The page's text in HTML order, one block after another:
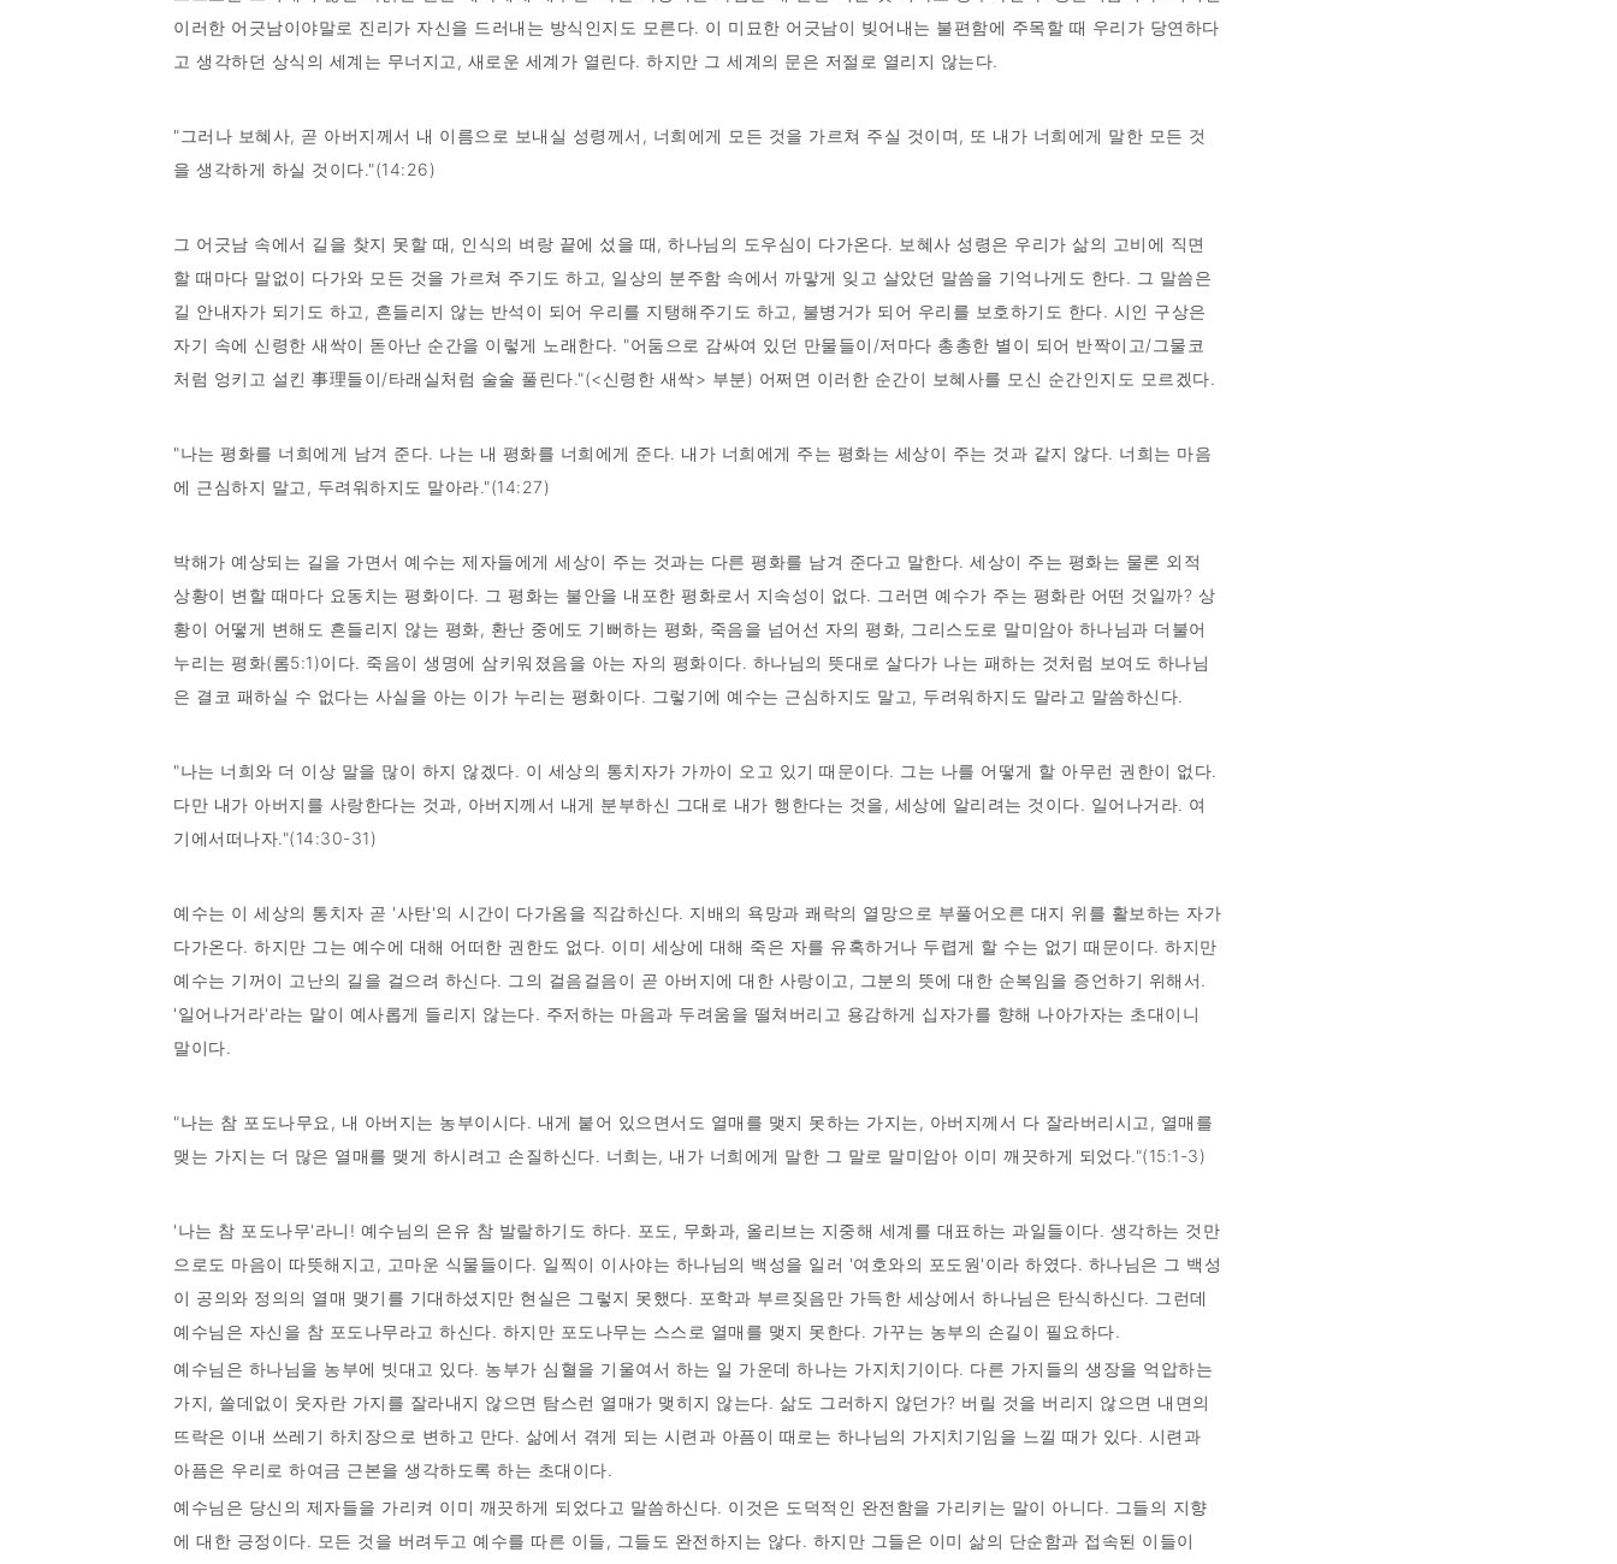
이러한 어긋남이야말로 진리가 자신을 드러내는 방식인지도 모른다. 이 미묘한 어긋남이 빚어내는 불편함에 주목할 때 우리가 당연하다
고 생각하던 상식의 세계는 무너지고, 새로운 세계가 열린다. 하지만 그 세계의 문은 저절로 열리지 않는다.
"그러나 보혜사, 곧 아버지께서 내 이름으로 보내실 성령께서, 너희에게 모든 것을 가르쳐 주실 것이며, 또 내가 너희에게 말한 모든 것
을 생각하게 하실 것이다."(14:26)
그 어긋남 속에서 길을 찾지 못할 때, 인식의 벼랑 끝에 섰을 때, 하나님의 도우심이 다가온다. 보혜사 성령은 우리가 삶의 고비에 직면
할 때마다 말없이 다가와 모든 것을 가르쳐 주기도 하고, 일상의 분주함 속에서 까맣게 잊고 살았던 말씀을 기억나게도 한다. 그 말씀은
길 안내자가 되기도 하고, 흔들리지 않는 반석이 되어 우리를 지탱해주기도 하고, 불병거가 되어 우리를 보호하기도 한다. 시인 구상은
자기 속에 신령한 새싹이 돋아난 순간을 이렇게 노래한다. "어둠으로 감싸여 있던 만물들이/저마다 총총한 별이 되어 반짝이고/그물코
처럼 엉키고 설킨 事理들이/타래실처럼 술술 풀린다."(<신령한 새싹> 부분) 어쩌면 이러한 순간이 보혜사를 모신 순간인지도 모르겠다.
"나는 평화를 너희에게 남겨 준다. 나는 내 평화를 너희에게 준다. 내가 너희에게 주는 평화는 세상이 주는 것과 같지 않다. 너희는 마음
에 근심하지 말고, 두려워하지도 말아라."(14:27)
박해가 예상되는 길을 가면서 예수는 제자들에게 세상이 주는 것과는 다른 평화를 남겨 준다고 말한다. 세상이 주는 평화는 물론 외적
상황이 변할 때마다 요동치는 평화이다. 그 평화는 불안을 내포한 평화로서 지속성이 없다. 그러면 예수가 주는 평화란 어떤 것일까? 상
황이 어떻게 변해도 흔들리지 않는 평화, 환난 중에도 기뻐하는 평화, 죽음을 넘어선 자의 평화, 그리스도로 말미암아 하나님과 더불어
누리는 평화(롬5:1)이다. 죽음이 생명에 삼키워졌음을 아는 자의 평화이다. 하나님의 뜻대로 살다가 나는 패하는 것처럼 보여도 하나님
은 결코 패하실 수 없다는 사실을 아는 이가 누리는 평화이다. 그렇기에 예수는 근심하지도 말고, 두려워하지도 말라고 말씀하신다.
"나는 너희와 더 이상 말을 많이 하지 않겠다. 이 세상의 통치자가 가까이 오고 있기 때문이다. 그는 나를 어떻게 할 아무런 권한이 없다.
다만 내가 아버지를 사랑한다는 것과, 아버지께서 내게 분부하신 그대로 내가 행한다는 것을, 세상에 알리려는 것이다. 일어나거라. 여
기에서떠나자."(14:30-31)
예수는 이 세상의 통치자 곧 '사탄'의 시간이 다가옴을 직감하신다. 지배의 욕망과 쾌락의 열망으로 부풀어오른 대지 위를 활보하는 자가
다가온다. 하지만 그는 예수에 대해 어떠한 권한도 없다. 이미 세상에 대해 죽은 자를 유혹하거나 두렵게 할 수는 없기 때문이다. 하지만
예수는 기꺼이 고난의 길을 걸으려 하신다. 그의 걸음걸음이 곧 아버지에 대한 사랑이고, 그분의 뜻에 대한 순복임을 증언하기 위해서.
'일어나거라'라는 말이 예사롭게 들리지 않는다. 주저하는 마음과 두려움을 떨쳐버리고 용감하게 십자가를 향해 나아가자는 초대이니
말이다.
"나는 참 포도나무요, 내 아버지는 농부이시다. 내게 붙어 있으면서도 열매를 맺지 못하는 가지는, 아버지께서 다 잘라버리시고, 열매를
맺는 가지는 더 많은 열매를 맺게 하시려고 손질하신다. 너희는, 내가 너희에게 말한 그 말로 말미암아 이미 깨끗하게 되었다."(15:1-3)
'나는 참 포도나무'라니! 예수님의 은유 참 발랄하기도 하다. 포도, 무화과, 올리브는 지중해 세계를 대표하는 과일들이다. 생각하는 것만
으로도 마음이 따뜻해지고, 고마운 식물들이다. 일찍이 이사야는 하나님의 백성을 일러 '여호와의 포도원'이라 하였다. 하나님은 그 백성
이 공의와 정의의 열매 맺기를 기대하셨지만 현실은 그렇지 못했다. 포학과 부르짖음만 가득한 세상에서 하나님은 탄식하신다. 그런데
예수님은 자신을 참 포도나무라고 하신다. 하지만 포도나무는 스스로 열매를 맺지 못한다. 가꾸는 농부의 손길이 필요하다.
예수님은 하나님을 농부에 빗대고 있다. 농부가 심혈을 기울여서 하는 일 가운데 하나는 가지치기이다. 다른 가지들의 생장을 억압하는
가지, 쓸데없이 웃자란 가지를 잘라내지 않으면 탐스런 열매가 맺히지 않는다. 삶도 그러하지 않던가? 버릴 것을 버리지 않으면 내면의
뜨락은 이내 쓰레기 하치장으로 변하고 만다. 삶에서 겪게 되는 시련과 아픔이 때로는 하나님의 가지치기임을 느낄 때가 있다. 시련과
아픔은 우리로 하여금 근본을 생각하도록 하는 초대이다.
예수님은 당신의 제자들을 가리켜 이미 깨끗하게 되었다고 말씀하신다. 이것은 도덕적인 완전함을 가리키는 말이 아니다. 그들의 지향
에 대한 긍정이다. 모든 것을 버려두고 예수를 따른 이들, 그들도 완전하지는 않다. 하지만 그들은 이미 삶의 단순함과 접속된 이들이